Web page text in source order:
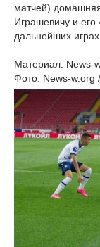
матчей)
Играшевичу и его
дальнейших
Материал: News-
Фото: News-w.org